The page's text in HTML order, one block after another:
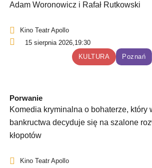
Adam Woronowicz i Rafał Rutkowski
Kino Teatr Apollo
15 sierpnia 2026,19:30
KULTURA
Poznań
Porwanie
Komedia kryminalna o bohaterze, który
bankructwa decyduje się na szalone
kłopotów
Kino Teatr Apollo